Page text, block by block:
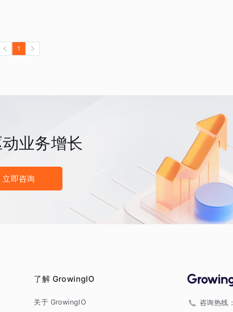
1
业务增长
立即咨询
了解 GrowingIO
关于 GrowingIO
咨询热线：